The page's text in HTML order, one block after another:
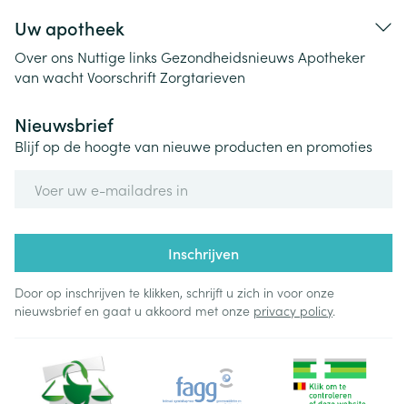
Uw apotheek
Over ons Nuttige links Gezondheidsnieuws Apotheker
van wachtVoorschriftZorgtarieven
Nieuwsbrief
Blijf op de hoogte van nieuwe producten en promoties
Inschrijven
Door op inschrijven te klikken, schrijft u zich in voor onze
nieuwsbrief en gaat u akkoord met onze privacy policy.